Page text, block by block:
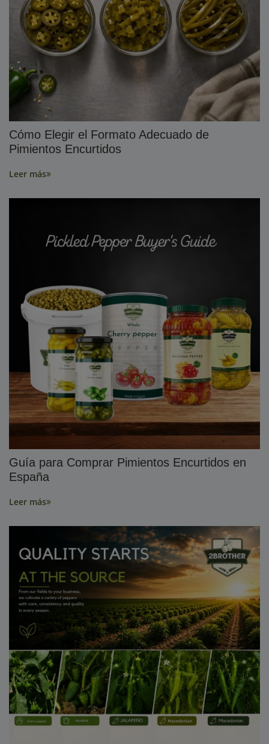
Cómo Elegir el Formato Adecuado de
Pimientos Encurtidos
Leer más
Guía para Comprar Pimientos Encurtidos en
España
Leer más